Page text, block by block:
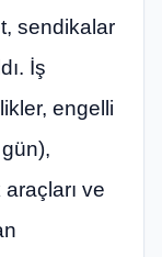
sendikalar
İş
engelli
ve